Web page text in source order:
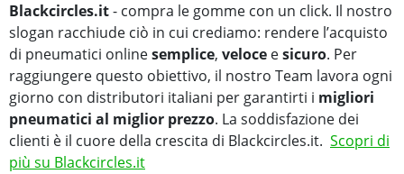
Blackcircles.it- compra le gomme con un click. Il nostro
slogan racchiude ciò in cui crediamo: rendere l’acquisto
di pneumatici onlinesemplice, veloce esicuro. Per
raggiungere questo obiettivo, il nostro Team lavora ogni
giorno con distributori italiani per garantirti i migliori
pneumatici al miglior prezzo. La soddisfazione dei
clienti è il cuore della crescita di Blackcircles.it. Scopri di
più su Blackcircles.it